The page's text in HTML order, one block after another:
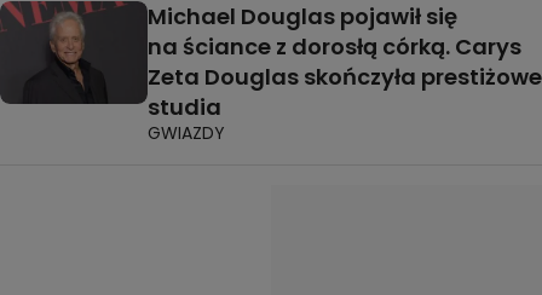
Michael Douglas pojawił się
na ściance z dorosłą córką. Carys
Zeta Douglas skończyła prestiżowe
studia
GWIAZDY